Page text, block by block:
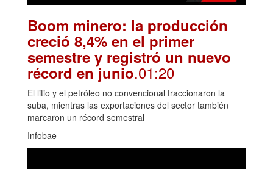
Boom minero: la producción
creció 8,4% en el primer
semestre y registró un nuevo
récord en junio.01:20
El litio y el petróleo no convencional traccionaron la
suba, mientras las exportaciones del sector también
marcaron un récord semestral
Infobae